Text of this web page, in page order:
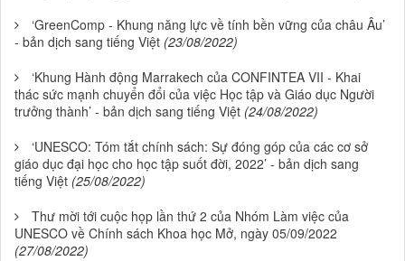
‘GreenComp - Khung năng lực về tính bền vững của châu Âu’
- bản dịch sang tiếng Việt (23/08/2022)
‘Khung Hành động Marrakech của CONFINTEA VII - Khai
thác sức mạnh chuyển đổi của việc Học tập và Giáo dục Người
trưởng thành’ - bản dịch sang tiếng Việt (24/08/2022)
‘UNESCO: Tóm tắt chính sách: Sự đóng góp của các cơ sở
giáo dục đại học cho học tập suốt đời, 2022’ - bản dịch sang
tiếng Việt (25/08/2022)
Thư mời tới cuộc họp lần thứ 2 của Nhóm Làm việc của
UNESCO về Chính sách Khoa học Mở, ngày 05/09/2022
(27/08/2022)